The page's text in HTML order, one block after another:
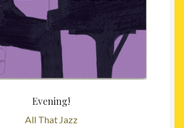
Evening!
All That Jazz